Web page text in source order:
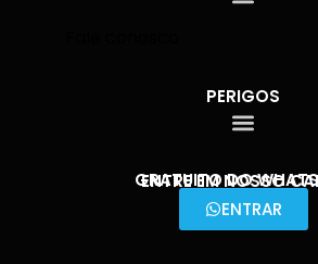
PERIGOS
ENTRE EM NOSSO
GRATUITO DO
ENTRAR